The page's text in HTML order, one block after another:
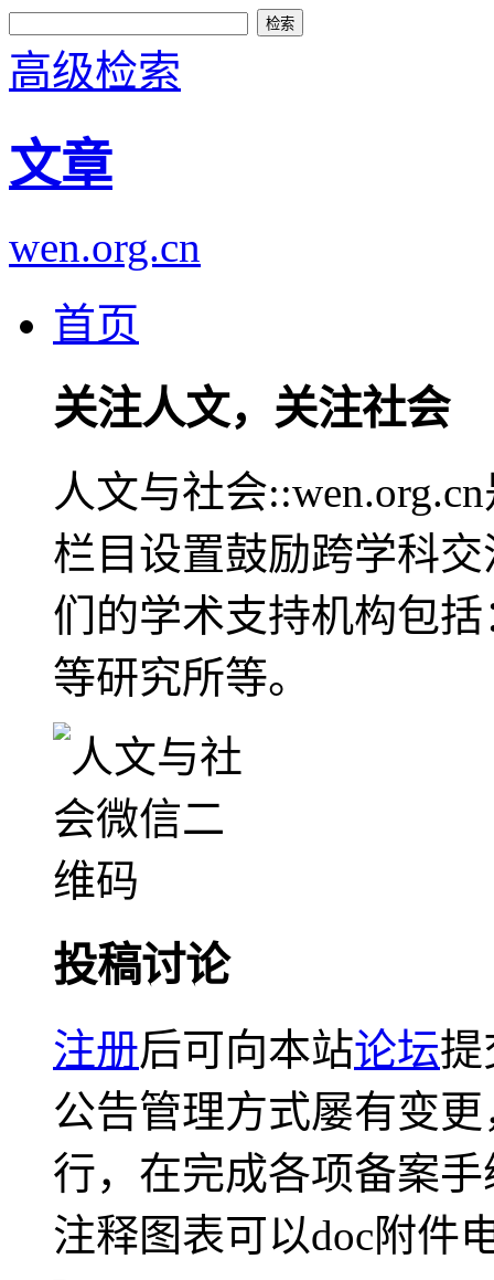
高级检索
文章
wen.org.cn
首页
关注人文，关注社会
人文与社会
栏目设置鼓励跨学科
们的学术支持机构包
等研究所等。
投稿讨论
注册后可向本站论坛提
公告管理方式屡有变
行，在完成各项备案
注释图表可以doc附件